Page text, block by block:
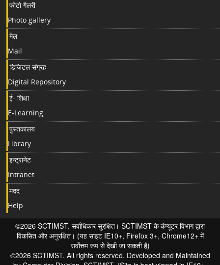
फोटो गैलरी
Photo gallery
मेल
Mail
डिजिटल संग्रह
Digital Repository
ई- शिक्षा
E-Learning
पुस्तकालय
Library
इन्ट्रानेट
Intranet
मदद
Help
©2026 SCTIMST. सर्वाधिकार सुरक्षित। SCTIMST के कंप्यूटर विभाग द्वारा
विकसित और अनुरक्षित। (यह साइट IE10+, Firefox 3+, Chrome12+ में
सर्वोत्तम रूप से देखी जा सकती है)
©2026 SCTIMST. All rights reserved. Developed and Maintained